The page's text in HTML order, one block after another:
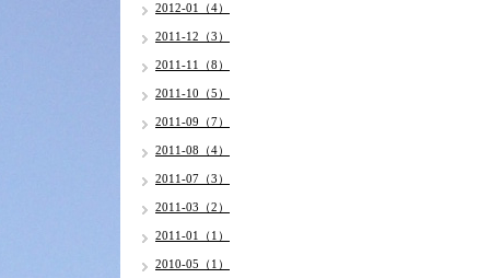
2012-01（4）
2011-12（3）
2011-11（8）
2011-10（5）
2011-09（7）
2011-08（4）
2011-07（3）
2011-03（2）
2011-01（1）
2010-05（1）